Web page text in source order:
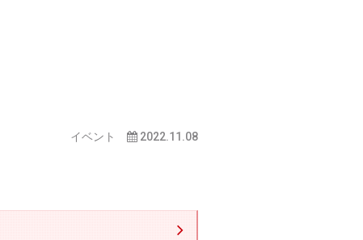
イベント 2022.11.08